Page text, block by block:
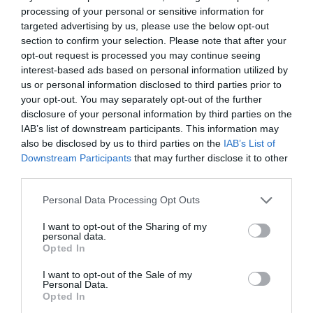
processing of your personal or sensitive information for
targeted advertising by us, please use the below opt-out
section to confirm your selection. Please note that after your
opt-out request is processed you may continue seeing
interest-based ads based on personal information utilized by
us or personal information disclosed to third parties prior to
your opt-out. You may separately opt-out of the further
disclosure of your personal information by third parties on the
IAB’s list of downstream participants. This information may
also be disclosed by us to third parties on the IAB’s List of
Downstream Participants that may further disclose it to other
Please note that this website/app uses one or more Google
not limited to your visit or usage behaviour. You may click to
grant or deny consent to Google and its third-party tags to
use your data for below specified purposes in below Google
consent section.
Personal Data Processing Opt Outs
I want to opt-out of the Sharing of my
personal data.
Opted In
I want to opt-out of the Sale of my
Personal Data.
Opted In
Észtország
Finnország
Franciaország
Görögország
Hollandia
Horvátország
Írország
Kanada
Koreai Köztársaság (Dél-Korea)